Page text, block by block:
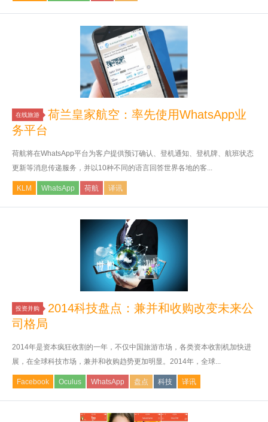
在线旅游
荷兰皇家航空：率先使用WhatsApp业
务平台
荷航将在WhatsApp平台为客户提供预订确认、登机通知、登机牌、航班状态
更新等消息传递服务，并以10种不同的语言回答世界各地的客...
KLM WhatsApp 荷航 译讯
投资并购
2014科技盘点：兼并和收购改变未来公
司格局
2014年是资本疯狂收割的一年，不仅中国旅游市场，各类资本收割机加快进
展，在全球科技市场，兼并和收购趋势更加明显。2014年，全球...
Facebook Oculus WhatsApp 盘点 科技 译讯